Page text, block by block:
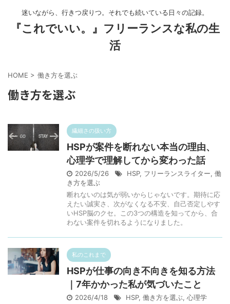
迷いながら、行きつ戻りつ。それでも続いている日々の記録。
『これでいい。』フリーランスな私の生
活
HOME > 働き方を選ぶ
働き方を選ぶ
繊細さの扱い方
HSPが案件を断れない本当の理由、
心理学で理解してから変わった話
2026/5/26 HSP, フリーランスライター, 働
き方を選ぶ
断れないのは気が弱いからじゃないです。期待に応
えたい誠実さ、次がなくなる不安、自己否定しやす
いHSP脳のクセ。この3つの構造を知ってから、合
わない案件を切れるようになりました。
私のこれまで
HSPが仕事の向き不向きを知る方法
｜7年かかった私が気づいたこと
2026/4/18 HSP, 働き方を選ぶ, 心理学